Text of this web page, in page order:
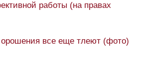
работы (на правах
все еще тлеют (фото)